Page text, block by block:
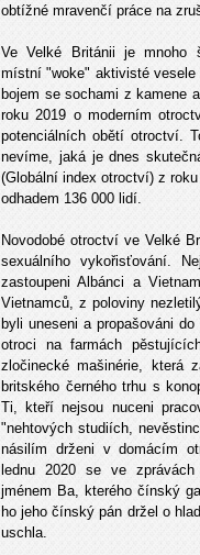
obtížné mravenčí práce na
Ve Velké Británii je mnoho
místní "woke" aktivisté
bojem se sochami z kamene
roku 2019 o moderním
potenciálních obětí otroctví.
nevíme, jaká je dnes
(Globální index otroctví) z
odhadem 136 000 lidí.
Novodobé otroctví ve Velké
sexuálního vykořisťování.
zastoupeni Albánci a
Vietnamců, z poloviny
byli uneseni a propašováni
otroci na farmách
zločinecké mašinérie, která
britského černého trhu s
Ti, kteří nejsou nuceni
"nehtových studiích,
násilím drženi v domácím
lednu 2020 se ve
jménem Ba, kterého čínský
ho jeho čínský pán držel o
uschla.